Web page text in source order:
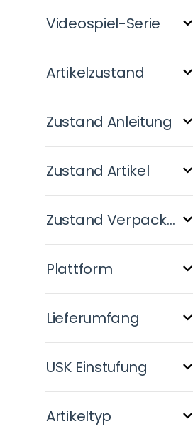
Videospiel-Serie
Artikelzustand
Zustand Anleitung
Zustand Artikel
Zustand Verpackung
Plattform
Lieferumfang
USK Einstufung
Artikeltyp